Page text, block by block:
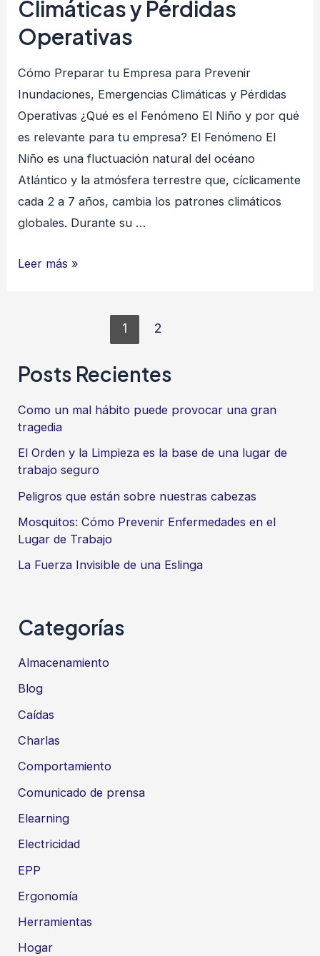
Climáticas y Pérdidas
Operativas
Cómo Preparar tu Empresa para Prevenir
Inundaciones, Emergencias Climáticas y Pérdidas
Operativas ¿Qué es el Fenómeno El Niño y por qué
es relevante para tu empresa? El Fenómeno El
Niño es una fluctuación natural del océano
Atlántico y la atmósfera terrestre que, cíclicamente
cada 2 a 7 años, cambia los patrones climáticos
globales. Durante su …
Cómo
Prevenir
Emergencias
Climáticas
y
Pérdidas
Operativas
Leer más »
entradas
1 2
Posts Recientes
Como un mal hábito puede provocar una gran
tragedia
El Orden y la Limpieza es la base de una lugar de
trabajo seguro
Peligros que están sobre nuestras cabezas
Mosquitos: Cómo Prevenir Enfermedades en el
Lugar de Trabajo
La Fuerza Invisible de una Eslinga
Categorías
Almacenamiento
Blog
Caídas
Charlas
Comportamiento
Comunicado de prensa
Elearning
Electricidad
EPP
Ergonomía
Herramientas
Hogar